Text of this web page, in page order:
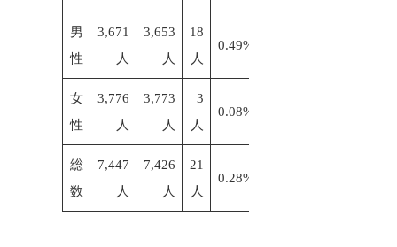
男
性
3,671
人
3,653
人
18
人
0.49%
女
性
3,776
人
3,773
人
3
人
0.08%
総
数
7,447
人
7,426
人
21
人
0.28%